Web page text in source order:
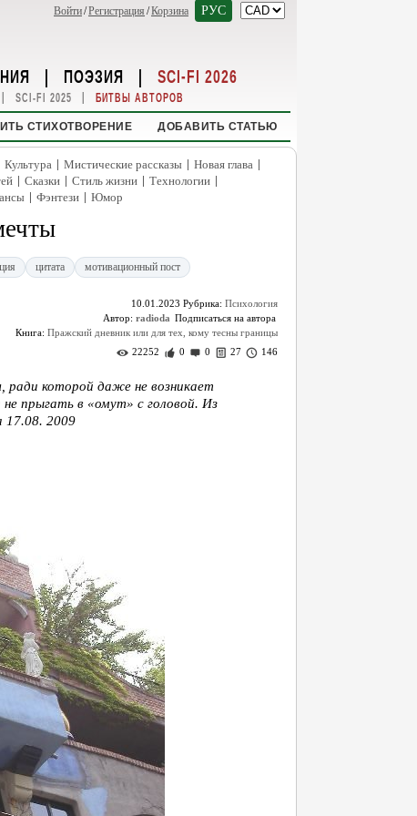
Войти/Регистрация /Корзина РУС
| ПОЭЗИЯ | SCI-FI 2026
| SCI-FI 2025 | БИТВЫ АВТОРОВ
СТИХОТВОРЕНИЕ ДОБАВИТЬ СТАТЬЮ
Культура | Мистические рассказы | Новая глава |
| Сказки | Стиль жизни | Технологии |
| Фэнтези | Юмор
цитата мотивационный пост
10.01.2023 Рубрика: Психология
Автор: radioda
Книга: Пражский дневник или для тех, кому тесны границы
22252
0 0 27 146
ради которой даже не возникает
прыгать в «омут» с головой. Из
17.08. 2009